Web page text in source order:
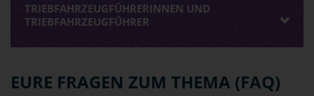
TRIEBFAHRZEUGFÜHRERINNEN UND
TRIEBFAHRZEUGFÜHRER
EURE FRAGEN ZUM THEMA (FAQ)